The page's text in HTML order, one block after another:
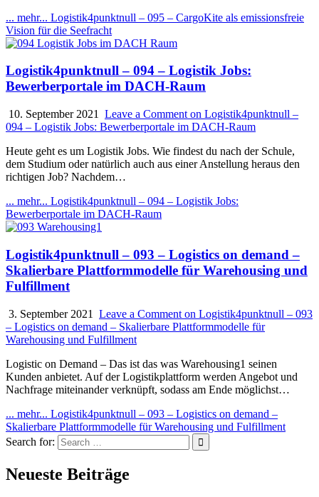
... mehr... Logistik4punktnull – 095 – CargoKite als emissionsfreie
Vision für die Seefracht
Logistik4punktnull – 094 – Logistik Jobs:
Bewerberportale im DACH-Raum
10. September 2021 Leave a Comment on Logistik4punktnull –
094 – Logistik Jobs: Bewerberportale im DACH-Raum
Heute geht es um Logistik Jobs. Wie findest du nach der Schule,
dem Studium oder natürlich auch aus einer Anstellung heraus den
richtigen Job? Nachdem…
... mehr... Logistik4punktnull – 094 – Logistik Jobs:
Bewerberportale im DACH-Raum
Logistik4punktnull – 093 – Logistics on demand –
Skalierbare Plattformmodelle für Warehousing und
Fulfillment
3. September 2021 Leave a Comment on Logistik4punktnull – 093
– Logistics on demand – Skalierbare Plattformmodelle für
Warehousing und Fulfillment
Logistic on Demand – Das ist das was Warehousing1 seinen
Kunden anbietet. Auf der Logistikplattform werden Angebot und
Nachfrage miteinander verknüpft, sodass am Ende möglichst…
... mehr... Logistik4punktnull – 093 – Logistics on demand –
Skalierbare Plattformmodelle für Warehousing und Fulfillment
Search for:
Neueste Beiträge